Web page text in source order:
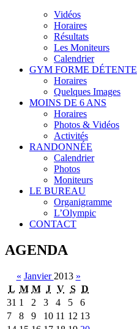
Vidéos
Horaires
Résultats
Les Moniteurs
Calendrier
GYM FORME DÉTENTE
Horaires
Quelques Images
MOINS DE 6 ANS
Horaires
Photos & Vidéos
Activités
RANDONNÉE
Calendrier
Photos
Moniteurs
LE BUREAU
Organigramme
L’Olympic
CONTACT
AGENDA
« Janvier 2013 »
L M M J V S D
31 1 2 3 4 5
6
7
8 9 10 11 12 13